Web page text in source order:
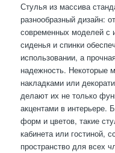
Стулья из массива
разнообразный дизайн:
современных моделей
сиденья и спинки
использовании, а
надежность. Некоторые
накладками или
делают их не только
акцентами в интерьере.
форм и цветов, такие
кабинета или гостиной,
пространство для всех